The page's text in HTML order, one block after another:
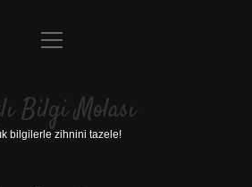
Anasayfa
Yasal Uyarı
menüyü
Bilgi Molası
bilgilerle zihnini tazele!